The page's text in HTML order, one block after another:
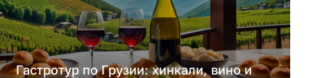
Гастротур по Грузии: хинкали, вино и